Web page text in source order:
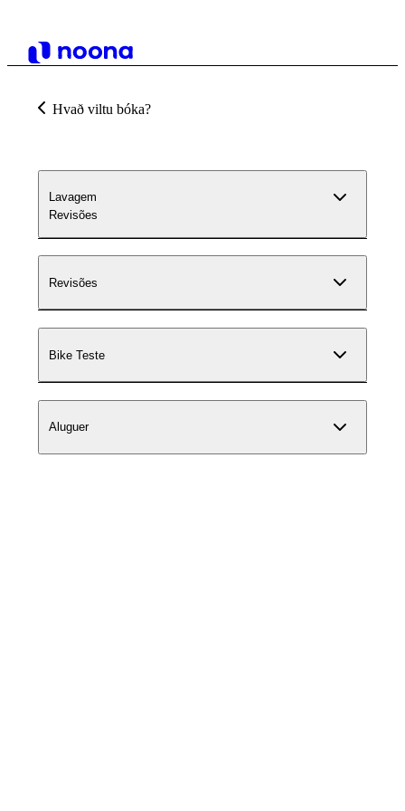
Hvað viltu bóka?
Lavagem
Revisões
Revisões
Bike Teste
Aluguer